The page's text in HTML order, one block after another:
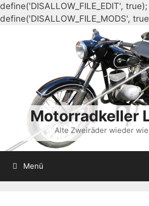
define('DISALLOW_FILE_EDIT', true);
define('DISALLOW_FILE_MODS',
Motorradkeller
Alte Zweiräder wieder
Menü